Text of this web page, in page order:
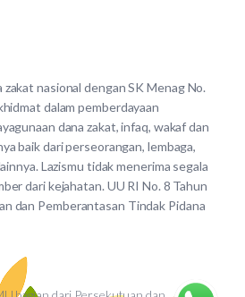
nasional dengan SK Menag No.
dalam pemberdayaan
dana zakat, infaq, wakaf dan
baik dari perseorangan, lembaga,
Lazismu tidak menerima segala
dari kejahatan. UU RI No. 8 Tahun
dan Pemberantasan Tindak Pidana